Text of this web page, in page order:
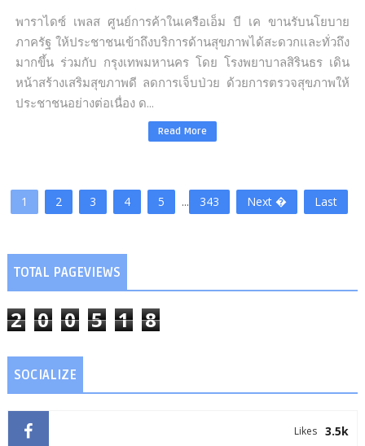
พาราไดซ์ เพลส ศูนย์การค้าในเครือเอ็ม บี เค ขานรับนโยบาย
ภาครัฐ ให้ประชาชนเข้าถึงบริการด้านสุขภาพได้สะดวกและทั่วถึง
มากขึ้น ร่วมกับ กรุงเทพมหานคร โดย โรงพยาบาลสิรินธร เดิน
หน้าสร้างเสริมสุขภาพดี ลดการเจ็บป่วย ด้วยการตรวจสุขภาพให้
ประชาชนอย่างต่อเนื่อง ด...
Read More
1 2 3 4 5 ... 343 Next � Last
TOTAL PAGEVIEWS
2 0 0 5 1 8
SOCIALIZE
3.5k
Likes